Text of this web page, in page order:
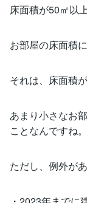
床面積が50㎡以
お部屋の床面積
それは、床面積
あまり小さなお
ことなんですね。
ただし、例外が